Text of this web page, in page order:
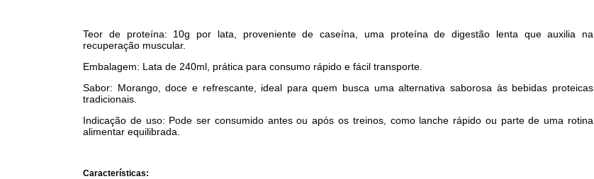
Teor de proteína: 10g por lata, proveniente de caseína, uma proteína de digestão lenta que auxilia na
recuperação muscular.
Embalagem: Lata de 240ml, prática para consumo rápido e fácil transporte.
Sabor: Morango, doce e refrescante, ideal para quem busca uma alternativa saborosa às bebidas proteicas
tradicionais.
Indicação de uso: Pode ser consumido antes ou após os treinos, como lanche rápido ou parte de uma rotina
alimentar equilibrada.
Características: